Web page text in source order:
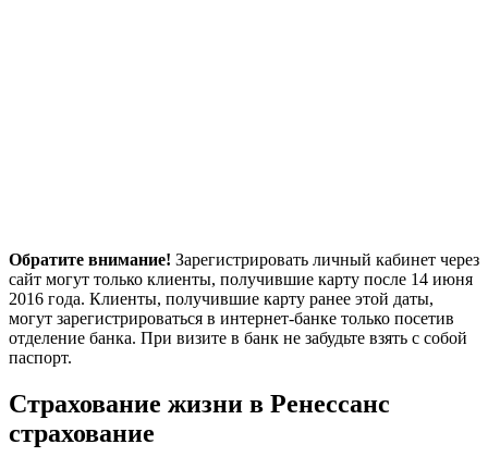
Обратите внимание! Зарегистрировать личный кабинет через
сайт могут только клиенты, получившие карту после 14 июня
2016 года. Клиенты, получившие карту ранее этой даты,
могут зарегистрироваться в интернет-банке только посетив
отделение банка. При визите в банк не забудьте взять с собой
паспорт.
Страхование жизни в Ренессанс
страхование